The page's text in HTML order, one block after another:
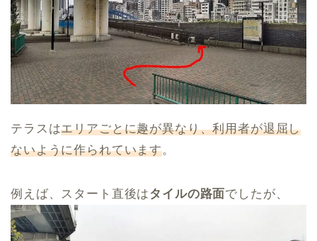
テラスはエリアごとに趣が異なり、利用者が退屈し
ないように作られています。
例えば、スタート直後は タイルの路面でしたが、